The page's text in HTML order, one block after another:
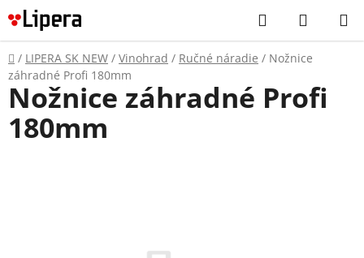
Prejsť
na
obsah
Hľadať
KOŠÍK
Domov
/ LIPERA SK NEW / Vinohrad / Ručné náradie / Nožnice
záhradné Profi 180mm
Nožnice záhradné Profi
180mm